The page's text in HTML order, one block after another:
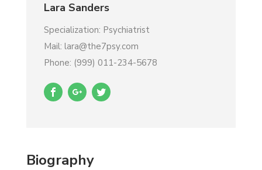
Lara Sanders
Specialization: Psychiatrist
Mail: lara@the7psy.com
Phone: (999) 011-234-5678
Biography